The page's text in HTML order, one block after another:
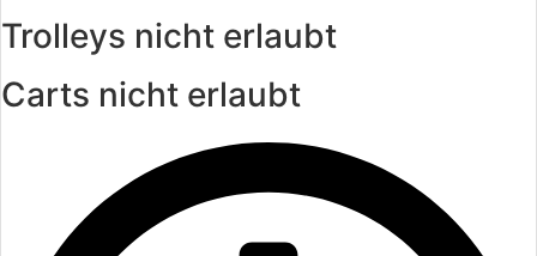
Trolleys nicht erlaubt
Carts nicht erlaubt